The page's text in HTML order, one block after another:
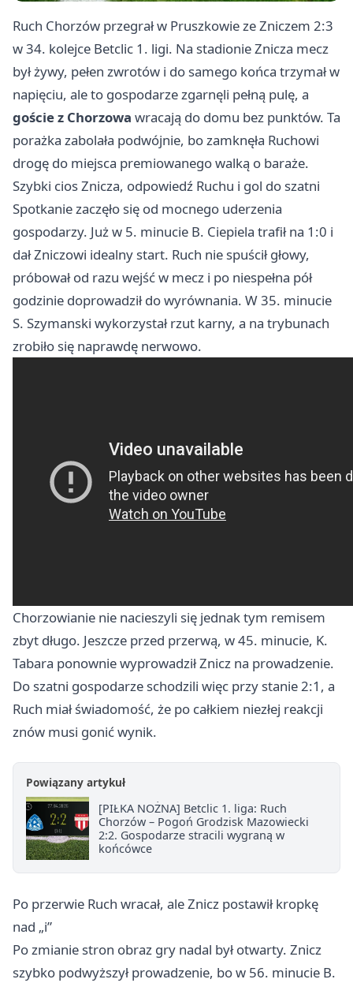
Ruch Chorzów przegrał w Pruszkowieze Zniczem 2:3
w 34. kolejce Betclic 1. ligi. Na stadionie Znicza mecz
był żywy, pełen zwrotów i do samego końca trzymał w
napięciu, ale to gospodarze zgarnęli pełną pulę, a
goście z Chorzowa wracają do domu bez punktów. Ta
porażka zabolała podwójnie, bo zamknęła Ruchowi
drogę do miejsca premiowanego walką o baraże.
Szybki cios Znicza, odpowiedź Ruchu i gol do szatni
Spotkanie zaczęło się od mocnego uderzenia
gospodarzy. Już w 5. minucie B. Ciepiela trafił na 1:0 i
dał Zniczowi idealny start. Ruch nie spuścił głowy,
próbował od razu wejść w mecz i po niespełna pół
godzinie doprowadził do wyrównania. W 35. minucie
S. Szymanski wykorzystał rzut karny, a na trybunach
zrobiło się naprawdę nerwowo.
Chorzowianie nie nacieszyli się jednak tym remisem
zbyt długo. Jeszcze przed przerwą, w 45. minucie, K.
Tabara ponownie wyprowadził Znicz na prowadzenie.
Do szatni gospodarze schodzili więc przy stanie 2:1, a
Ruch miał świadomość, że po całkiem niezłej reakcji
znów musi gonić wynik.
Powiązany artykuł
[PIŁKA NOŻNA] Betclic 1. liga: Ruch
Chorzów – Pogoń Grodzisk Mazowiecki
2:2. Gospodarze stracili wygraną w
końcówce
Po przerwie Ruch wracał, ale Znicz postawił kropkę
nad „i”
Po zmianie stron obraz gry nadal był otwarty. Znicz
szybko podwyższył prowadzenie, bo w 56. minucie B.